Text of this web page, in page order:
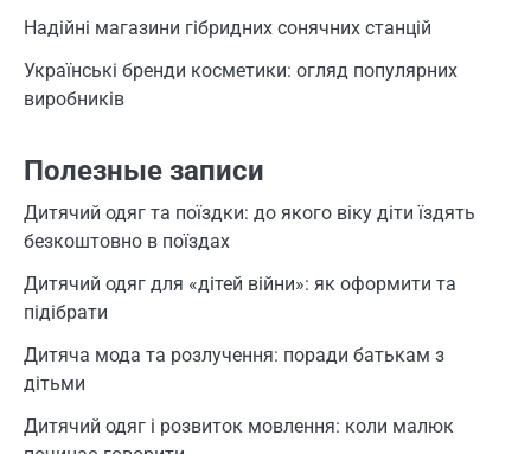
Надійні магазини гібридних сонячних станцій
Українські бренди косметики: огляд популярних
виробників
Полезные записи
Дитячий одяг та поїздки: до якого віку діти їздять
безкоштовно в поїздах
Дитячий одяг для «дітей війни»: як оформити та
підібрати
Дитяча мода та розлучення: поради батькам з
дітьми
Дитячий одяг і розвиток мовлення: коли малюк